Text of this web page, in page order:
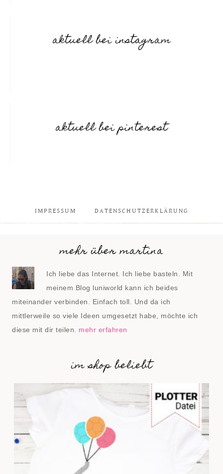
aktuell bei instagram
aktuell bei pinterest
IMPRESSUM DATENSCHUTZERKLÄRUNG
mehr über martina
Ich liebe das Internet. Ich liebe basteln. Mit
meinem Blog luniworld kann ich beides
miteinander verbinden. Einfach toll. Und da ich
mittlerweile so viele Ideen umgesetzt habe, möchte ich
diese mit dir teilen. mehr erfahren
im shop beliebt